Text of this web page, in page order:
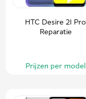
HTC Desire 21 Pro
Reparatie
Prijzen per model